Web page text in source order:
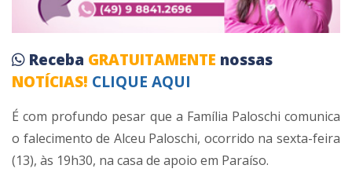
Receba GRATUITAMENTE nossas
NOTÍCIAS! CLIQUE AQUI
É com profundo pesar que a Família Paloschi comunica
o falecimento de Alceu Paloschi, ocorrido na sexta-feira
(13), às 19h30, na casa de apoio em Paraíso.